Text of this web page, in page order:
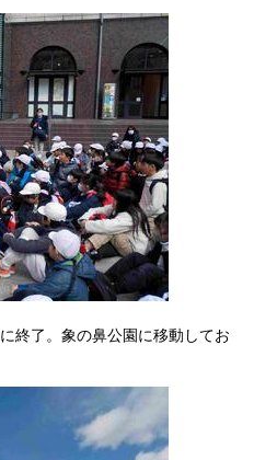
終了。象の鼻公園に移動してお